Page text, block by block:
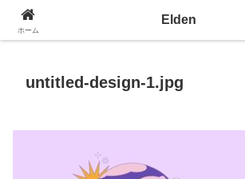
光の園エルデン - 地球を愛の星へ
untitled-design-1.jpg
ホーム
Elden